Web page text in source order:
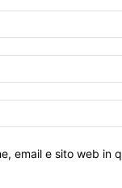
email e sito web in